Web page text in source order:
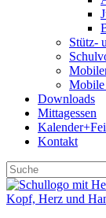
Stütz-
Mobile
Downloads
Mittagessen
Kontakt